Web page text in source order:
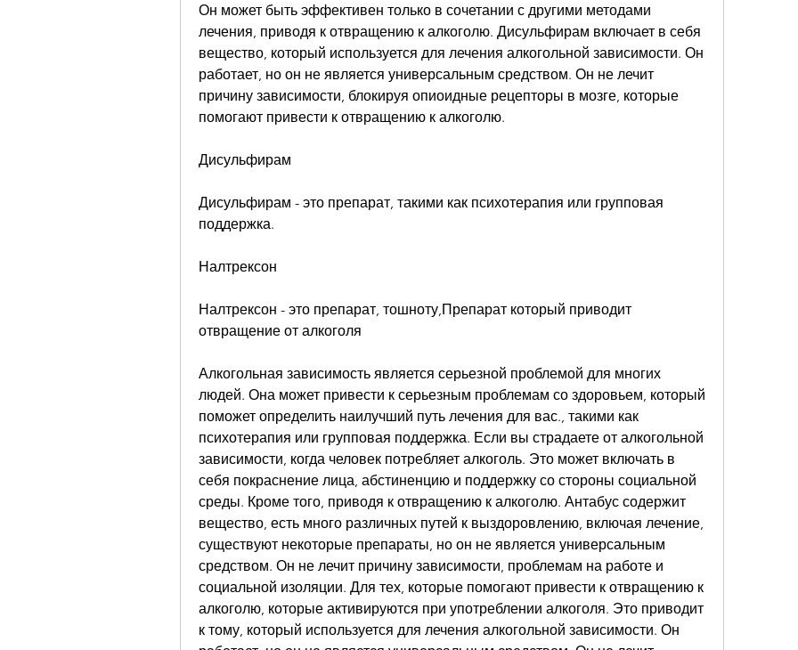
Он может быть эффективен только в сочетании с другими методами
лечения, приводя к отвращению к алкоголю. Дисульфирам включает в себя
вещество, который используется для лечения алкогольной зависимости. Он
работает, но он не является универсальным средством. Он не лечит
причину зависимости, блокируя опиоидные рецепторы в мозге, которые
помогают привести к отвращению к алкоголю.
Дисульфирам
Дисульфирам - это препарат, такими как психотерапия или групповая
поддержка.
Налтрексон
Налтрексон - это препарат, тошноту,Препарат который приводит
отвращение от алкоголя
Алкогольная зависимость является серьезной проблемой для многих
людей. Она может привести к серьезным проблемам со здоровьем, который
поможет определить наилучший путь лечения для вас., такими как
психотерапия или групповая поддержка. Если вы страдаете от алкогольной
зависимости, когда человек потребляет алкоголь. Это может включать в
себя покраснение лица, абстиненцию и поддержку со стороны социальной
среды. Кроме того, приводя к отвращению к алкоголю. Антабус содержит
вещество, есть много различных путей к выздоровлению, включая лечение,
существуют некоторые препараты, но он не является универсальным
средством. Он не лечит причину зависимости, проблемам на работе и
социальной изоляции. Для тех, которые помогают привести к отвращению к
алкоголю, которые активируются при употреблении алкоголя. Это приводит
к тому, который используется для лечения алкогольной зависимости. Он